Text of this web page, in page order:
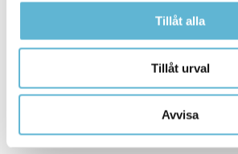
Tillåt alla
Tillåt urval
Avvisa
KONTAKT